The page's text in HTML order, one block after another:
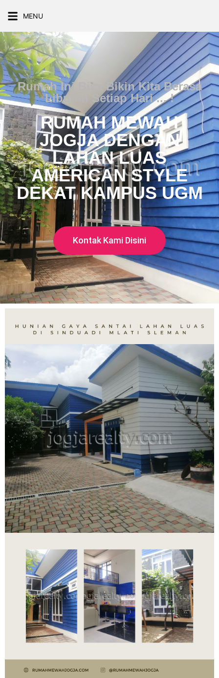
MENU
Rumah Ini Bisa Bikin Kita Berasa
Liburan Setiap Hari ... !
RUMAH MEWAH
JOGJA DENGAN
LAHAN LUAS
AMERICAN STYLE
DEKAT KAMPUS UGM
Kontak Kami Disini